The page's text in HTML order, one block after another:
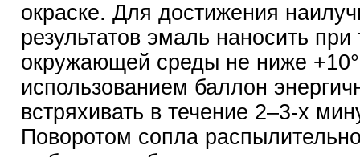
окраске. Для достижения
результатов эмаль наносить
окружающей среды не ниже
использованием баллон
встряхивать в течение 2–3-х
Поворотом сопла